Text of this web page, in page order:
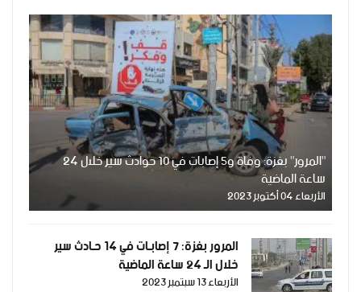
"المرور" بغزة: وفاة و5 إصابات في 10 حوادث سير خلال 24
ساعة الماضية
الأربعاء 04 أكتوبر 2023
المرور بغزة: 7 إصابـات في 14 حـادث سير
خلال الـ 24 ساعة الماضية
الأربعاء 13 سبتمبر 2023